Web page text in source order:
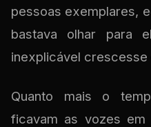
pessoas exemplares,
bastava olhar para
inexplicável crescesse
Quanto mais o
ficavam as vozes em